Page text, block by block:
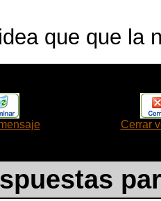
que que la
Cerrar